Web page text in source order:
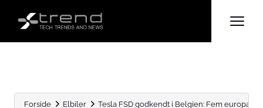
Forside Elbiler Tesla FSD godkendt i Belgien: Fem